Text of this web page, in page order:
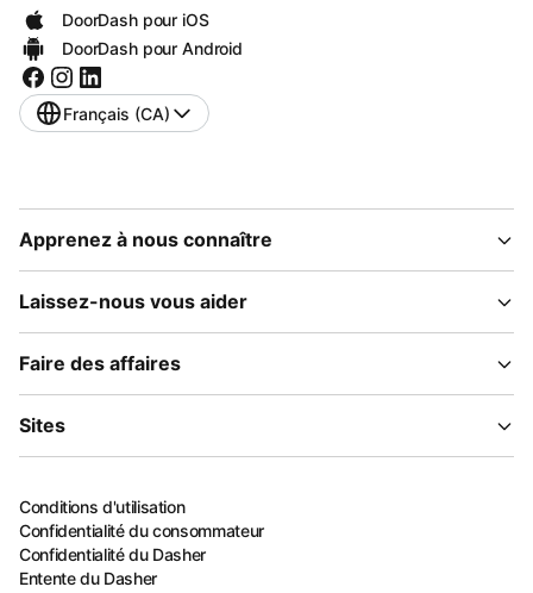
DoorDash pour iOS
DoorDash pour Android
Français (CA)
Apprenez à nous connaître
Laissez-nous vous aider
Faire des affaires
Sites
Conditions d'utilisation
Confidentialité du consommateur
Confidentialité du Dasher
Entente du Dasher